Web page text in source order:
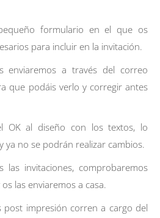
formulario en el que os
para incluir en la invitación.
enviaremos a través del correo
que podáis verlo y corregir antes
OK al diseño con los textos, lo
ya no se podrán realizar cambios.
las invitaciones, comprobaremos
las enviaremos a casa.
impresión corren a cargo del